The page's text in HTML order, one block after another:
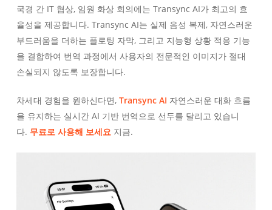
국경 간 IT 협상, 임원 화상 회의에는 Transync AI가 최고의 효
율성을 제공합니다. Transync AI는 실제 음성 복제, 자연스러운
부드러움을 더하는 플로팅 자막, 그리고 지능형 상황 적응 기능
을 결합하여 번역 과정에서 사용자의 전문적인 이미지가 절대
손실되지 않도록 보장합니다.
차세대 경험을 원하신다면, Transync AI 자연스러운 대화 흐름
을 유지하는 실시간 AI 기반 번역으로 선두를 달리고 있습니
다. 무료로 사용해 보세요지금.